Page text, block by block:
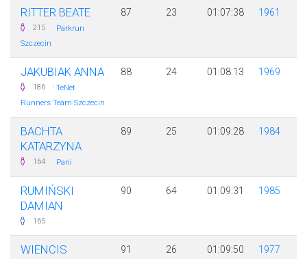
RITTER BEATE
215 · Parkrun
Szczecin
87 23 01:07:38 1961
JAKUBIAK ANNA
186 · TeNet
Runners Team Szczecin
88 24 01:08:13 1969
BACHTA
KATARZYNA
164 · Pani
89 25 01:09:28 1984
RUMIŃSKI
DAMIAN
165
90 64 01:09:31 1985
WIENCIS
91 26 01:09:50 1977